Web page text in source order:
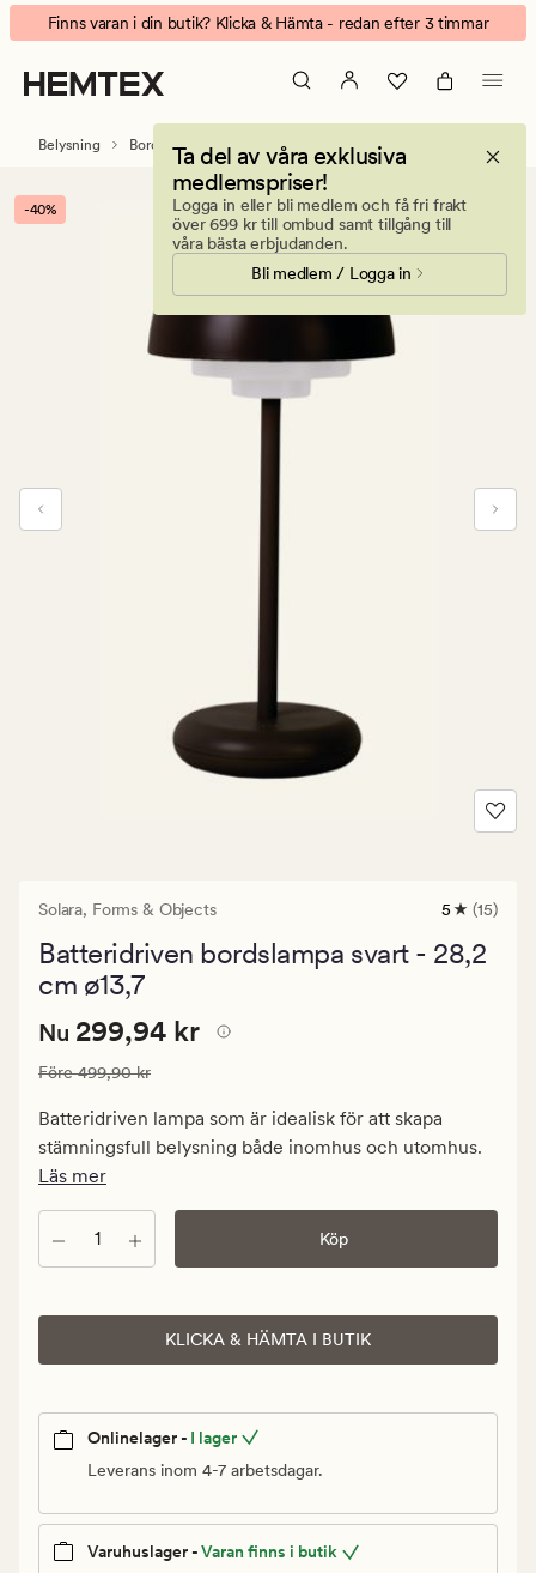
Solara
Batteridriven
bordslampa
svart
Animerad
banner.
Klicka
på
att
pausa.
Finns varan i din butik? Klicka & Hämta - redan efter 3 timmar
Ta del av våra exklusiva
medlemspriser!
Logga in eller bli medlem och få fri frakt
över 699 kr till ombud samt tillgång till
våra bästa erbjudanden.
Bli medlem / Logga in
Belysning Bordslampor
-40%
Solara, Forms & Objects
15
med
5 (15)
Batteridriven bordslampa svart - 28,2
cm ø13,7
Nuvarande
299,94
kr.
Ordinarie
pris
Nuvarande pris
Nu 299,94 kr
Ordinarie pris 499,90 kr
Före499,90 kr
Batteridriven lampa som är idealisk för att skapa
stämningsfull belysning både inomhus och utomhus.
Läs mer
Antal Köp
KLICKA & HÄMTA I BUTIK
Onlinelager - I lager
Leverans inom 4-7 arbetsdagar.
Varuhuslager -Varan finns i butik